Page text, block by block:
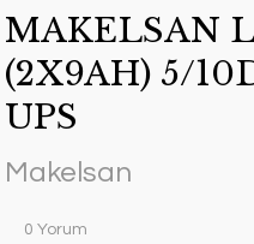
MAKELSAN
(2X9AH) 5/
UPS
Makelsan
0 Yorum